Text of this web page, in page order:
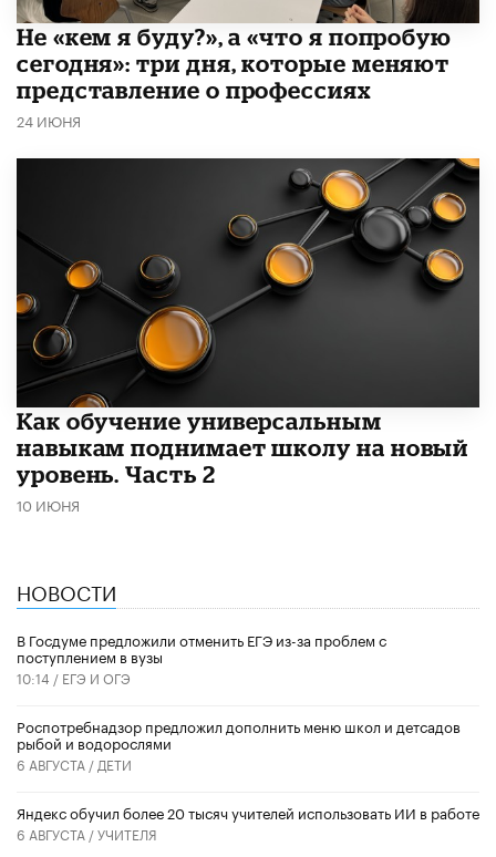
Не «кем я буду?», а «что я попробую
сегодня»: три дня, которые меняют
представление о профессиях
24 ИЮНЯ
​Как обучение универсальным
навыкам поднимает школу на новый
уровень. Часть 2
10 ИЮНЯ
НОВОСТИ
В Госдуме предложили отменить ЕГЭ из-за проблем с
поступлением в вузы
10:14 / ЕГЭ И ОГЭ
Роспотребнадзор предложил дополнить меню школ и детсадов
рыбой и водорослями
6 АВГУСТА / ДЕТИ
​Яндекс обучил более 20 тысяч учителей использовать ИИ в работе
6 АВГУСТА /УЧИТЕЛЯ